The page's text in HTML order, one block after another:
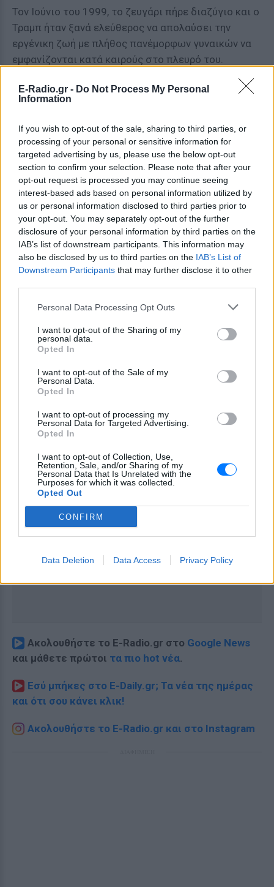
E-Radio.gr - Do Not Process My Personal
Information
If you wish to opt-out of the sale, sharing to third parties, or
processing of your personal or sensitive information for
targeted advertising by us, please use the below opt-out
section to confirm your selection. Please note that after your
opt-out request is processed you may continue seeing
interest-based ads based on personal information utilized by
us or personal information disclosed to third parties prior to
your opt-out. You may separately opt-out of the further
disclosure of your personal information by third parties on the
IAB’s list of downstream participants. This information may
also be disclosed by us to third parties on the IAB’s List of
Downstream Participants that may further disclose it to other
Personal Data Processing Opt Outs
I want to opt-out of the Sharing of my
personal data.
Opted In
I want to opt-out of the Sale of my
Personal Data.
Opted In
I want to opt-out of processing my
Personal Data for Targeted Advertising.
Opted In
I want to opt-out of Collection, Use,
Retention, Sale, and/or Sharing of my
Personal Data that Is Unrelated with the
Purposes for which it was collected.
Opted Out
CONFIRM
Data Deletion Data Access Privacy Policy
Τον Ιούνιο του 1999, το ζευγάρι πήρε διαζύγιο και ο
Τραμπ ήταν ξανά ελεύθερος να απολαύσει την
εργένικη ζωή με πλήθος πανέμορφων γυναικών να
εμφανίζονται κατά καιρούς στο πλευρό του.
Το 2005 ο Τραμπ παντρεύτηκε για τρίτη φορά την
κατά 25 χρόνια μικρότερή του Μελάνια Κλάους, ένα
ένα ακόμη αγοράκι.
Παρότι έχει τη φήμη του σεξιστή, δεν έχει
κατηγορηθεί ποτέ για σεξουαλική παρενόχληση,
λύνει πάντοτε τις υποθέσεις του εξωδικαστικά,
έχει απολύσει τους περισσότερους υπαλλήλους
στις επιχειρήσεις της Αμερικής, ενώ παρότι την
αντιμεταναστευτική ρητορική του, στις
Μένει να δούμε πόσο θα τον αλλάξει ο τίτλος του
Προέδρου της Αμερικής.
Ακολουθήστε το E-Radio.gr στο Google News
και μάθετε πρώτοι τα πιο hot νέα.
Εσύ μπήκες στο E-Daily.gr; Τα νέα της ημέρας
και ότι σου κάνει κλικ!
Ακολουθήστε το E-Radio.gr και στο Instagram